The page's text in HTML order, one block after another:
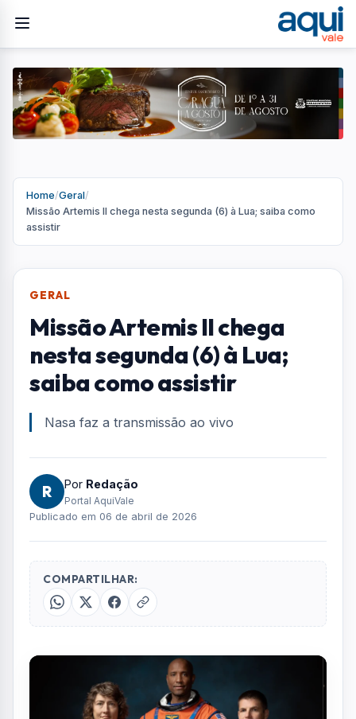
Home/Geral/
Missão Artemis II chega nesta segunda (6) à Lua; saiba como
assistir
GERAL
Missão Artemis II chega
nesta segunda (6) à Lua;
saiba como assistir
Nasa faz a transmissão ao vivo
R Por Redação
Portal AquiVale
Publicado em 06 de abril de 2026
COMPARTILHAR: